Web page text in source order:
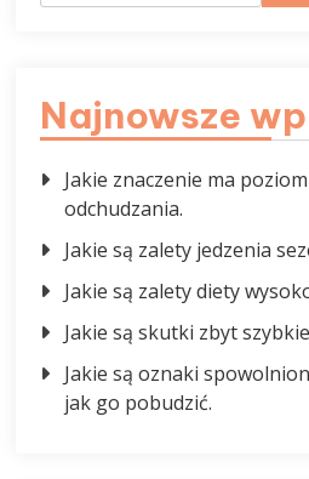
Najnowsze
Jakie znaczenie ma
odchudzania.
Jakie są zalety jedzenia
Jakie są zalety diety
Jakie są skutki zbyt
Jakie są oznaki
jak go pobudzić.